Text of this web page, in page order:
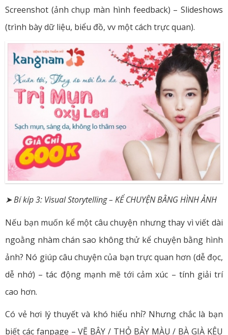
Screenshot (ảnh chụp màn hình feedback) – Slideshows
(trình bày dữ liệu, biểu đồ, vv một cách trực quan).
➤ Bí kíp 3: Visual Storytelling – KỂ CHUYỆN BẰNG HÌNH ẢNH
Nếu bạn muốn kể một câu chuyện nhưng thay vì viết dài
ngoằng nhàm chán sao không thử kể chuyện bằng hình
ảnh? Nó giúp câu chuyện của bạn trực quan hơn (dễ đọc,
dễ nhớ) – tác động mạnh mẽ tới cảm xúc – tính giải trí
cao hơn.
Có vẻ hơi lý thuyết và khó hiểu nhỉ? Nhưng chắc là bạn
biết các fanpage – VẼ BẬY / THỎ BẢY MÀU / BÀ GIÀ KÊU